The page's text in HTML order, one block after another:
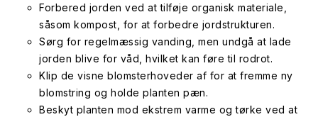
Forbered jorden ved at tilføje organisk materiale,
såsom kompost, for at forbedre jordstrukturen.
Sørg for regelmæssig vanding, men undgå at lade
jorden blive for våd, hvilket kan føre til rodrot.
Klip de visne blomsterhoveder af for at fremme ny
blomstring og holde planten pæn.
Beskyt planten mod ekstrem varme og tørke ved at